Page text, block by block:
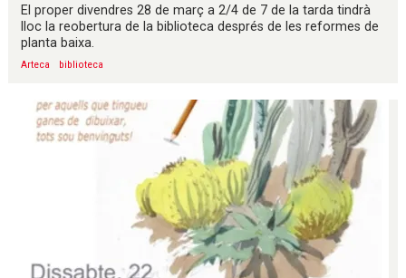
El proper divendres 28 de març a 2/4 de 7 de la tarda tindrà
lloc la reobertura de la biblioteca després de les reformes de
planta baixa.
Arteca biblioteca